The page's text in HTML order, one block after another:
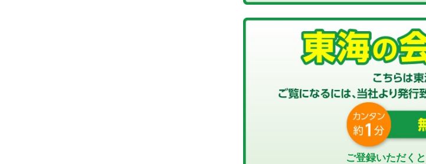
ご登録いただくと